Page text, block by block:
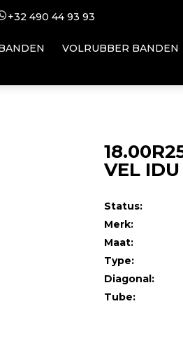
+32 490 44 93 93
VOLRUBBER BANDEN
VEL IDU
Status:
Merk:
Maat:
Type:
Diagonal:
Tube: